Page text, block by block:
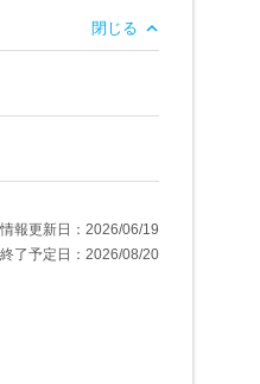
閉じる
情報更新日：2026/06/19
了予定日：2026/08/20